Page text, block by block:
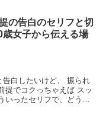
の告白のセリフと切
歳女子から伝える場
たいけど、 振られ